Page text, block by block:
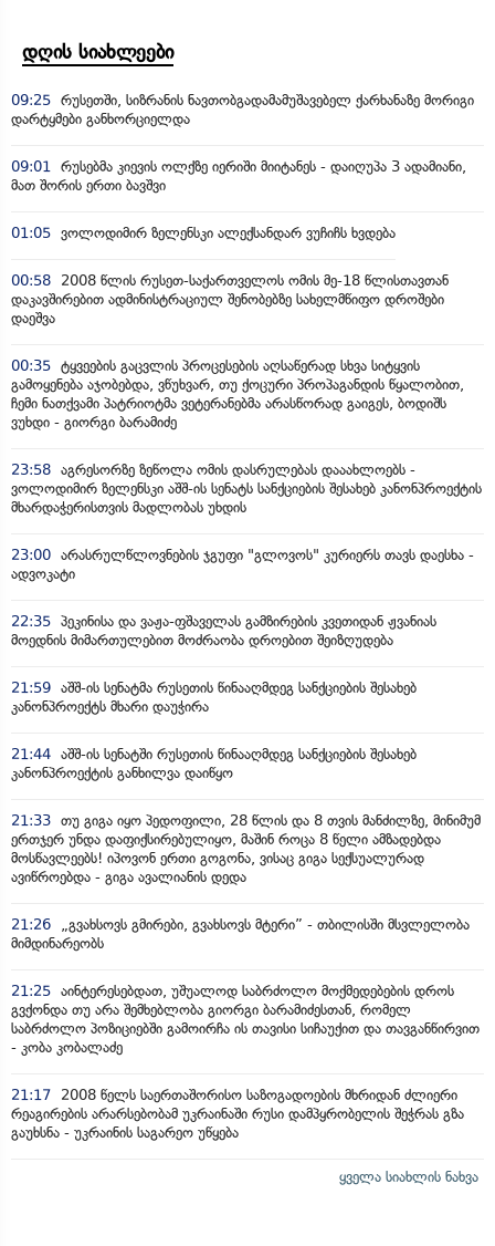
დღის სიახლეები
09:25 რუსეთში, სიზრანის ნავთობგადამამუშავებელ ქარხანაზე მორიგი
დარტყმები განხორციელდა
09:01
რუსებმა კიევის ოლქზე იერიში მიიტანეს - დაიღუპა 3 ადამიანი,
მათ შორის ერთი ბავშვი
01:05 ვოლოდიმირ ზელენსკი ალექსანდარ ვუჩიჩს ხვდება
00:58
2008 წლის რუსეთ-საქართველოს ომის მე-18 წლისთავთან
დაკავშირებით ადმინისტრაციულ შენობებზე სახელმწიფო დროშები
დაეშვა
00:35 ტყვეების გაცვლის პროცესების აღსაწერად სხვა სიტყვის
გამოყენება აჯობებდა, ვწუხვარ, თუ ქოცური პროპაგანდის წყალობით,
ჩემი ნათქვამი პატრიოტმა ვეტერანებმა არასწორად გაიგეს, ბოდიშს
ვუხდი - გიორგი ბარამიძე
23:58 აგრესორზე ზეწოლა ომის დასრულებას დააახლოებს -
ვოლოდიმირ ზელენსკი აშშ-ის სენატს სანქციების შესახებ კანონპროექტის
მხარდაჭერისთვის მადლობას უხდის
23:00 არასრულწლოვნების ჯგუფი "გლოვოს" კურიერს თავს დაესხა -
ადვოკატი
22:35 პეკინისა და ვაჟა-ფშაველას გამზირების კვეთიდან ჟვანიას
მოედნის მიმართულებით მოძრაობა დროებით შეიზღუდება
21:59 აშშ-ის სენატმა რუსეთის წინააღმდეგ სანქციების შესახებ
კანონპროექტს მხარი დაუჭირა
21:44 აშშ-ის სენატში რუსეთის წინააღმდეგ სანქციების შესახებ
კანონპროექტის განხილვა დაიწყო
21:33 თუ გიგა იყო პედოფილი, 28 წლის და 8 თვის მანძილზე, მინიმუმ
ერთჯერ უნდა დაფიქსირებულიყო, მაშინ როცა 8 წელი ამზადებდა
მოსწავლეებს! იპოვონ ერთი გოგონა, ვისაც გიგა სექსუალურად
ავიწროებდა - გიგა ავალიანის დედა
21:26
„გვახსოვს გმირები, გვახსოვს მტერი” - თბილისში მსვლელობა
მიმდინარეობს
21:25 აინტერესებდათ, უშუალოდ საბრძოლო მოქმედებების დროს
გვქონდა თუ არა შემხებლობა გიორგი ბარამიძესთან, რომელ
საბრძოლო პოზიციებში გამოირჩა ის თავისი სიჩაუქით და თავგანწირვით
- კობა კობალაძე
21:17
2008 წელს საერთაშორისო საზოგადოების მხრიდან ძლიერი
რეაგირების არარსებობამ უკრაინაში რუსი დამპყრობელის შეჭრას გზა
გაუხსნა - უკრაინის საგარეო უწყება
ყველა სიახლის ნახვა